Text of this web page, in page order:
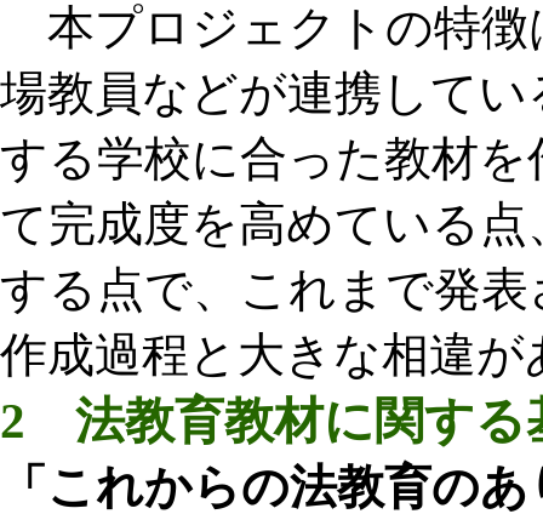
本プロジェクトの特徴
場教員などが連携して
する学校に合った教材
て完成度を高めている
する点で、これまで発
作成過程と大きな相違
2 法教育教材に関する
「これからの法教育の